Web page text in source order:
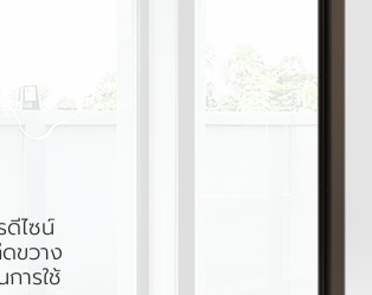
ไซน์
ขวาง
ารใช้